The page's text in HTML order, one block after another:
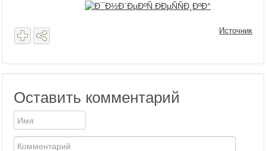
Источник
Оставить комментарий